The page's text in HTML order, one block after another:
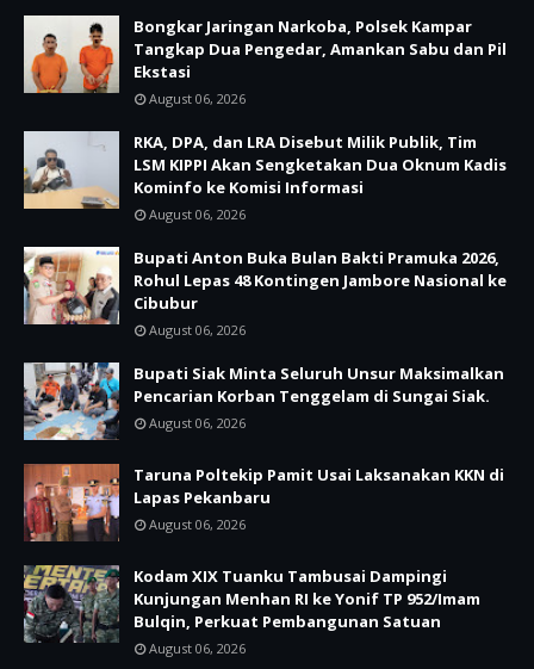
Bongkar Jaringan Narkoba, Polsek Kampar
Tangkap Dua Pengedar, Amankan Sabu dan Pil
Ekstasi
August 06, 2026
RKA, DPA, dan LRA Disebut Milik Publik, Tim
LSM KIPPI Akan Sengketakan Dua Oknum Kadis
Kominfo ke Komisi Informasi
August 06, 2026
Bupati Anton Buka Bulan Bakti Pramuka 2026,
Rohul Lepas 48 Kontingen Jambore Nasional ke
Cibubur
August 06, 2026
Bupati Siak Minta Seluruh Unsur Maksimalkan
Pencarian Korban Tenggelam di Sungai Siak.
August 06, 2026
Taruna Poltekip Pamit Usai Laksanakan KKN di
Lapas Pekanbaru
August 06, 2026
Kodam XIX Tuanku Tambusai Dampingi
Kunjungan Menhan RI ke Yonif TP 952/Imam
Bulqin, Perkuat Pembangunan Satuan
August 06, 2026